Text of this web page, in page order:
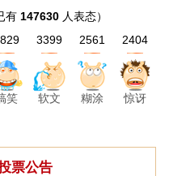
有 147630 人表态）
笑
3399
软文
2561
糊涂
2404
惊讶
票公告